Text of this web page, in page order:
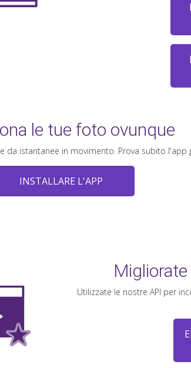
le tue foto ovunque
da istantanee in movimento. Prova subito l'app
INSTALLARE L'APP
Utilizzate le nostre API per